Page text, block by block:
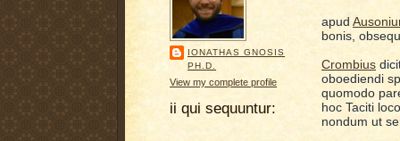
IONATHAS GNOSIS
PH.D.
View my complete profile
ii qui sequuntur:
apud
bonis,
Crombius
oboediendi
quomodo
hoc Taciti
nondum ut